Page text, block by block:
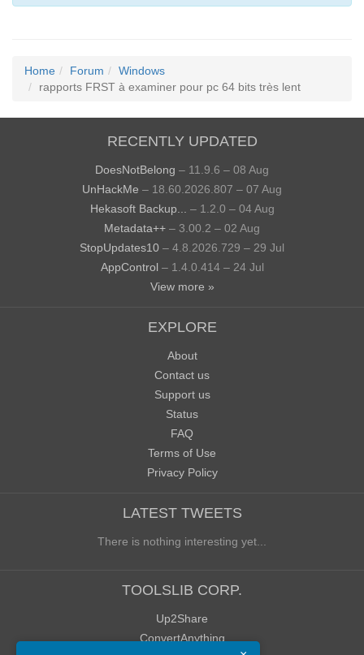
Home Forum
Windows
rapports FRST à examiner pour pc 64 bits très lent
RECENTLY UPDATED
DoesNotBelong – 11.9.6 – 08 Aug
UnHackMe – 18.60.2026.807 – 07 Aug
Hekasoft Backup... – 1.2.0 – 04 Aug
Metadata++ – 3.00.2 – 02 Aug
StopUpdates10 – 4.8.2026.729 – 29 Jul
AppControl – 1.4.0.414 – 24 Jul
View more »
EXPLORE
About
Contact us
Support us
Status
FAQ
Terms of Use
Privacy Policy
LATEST TWEETS
There is nothing interesting yet...
TOOLSLIB CORP.
Up2Share
ConvertAnything